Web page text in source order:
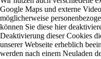
Google Maps und externe
möglicherweise
können Sie diese hier
Deaktivierung dieser Cookies
unserer Webseite erheblich
werden nach einem Neuladen